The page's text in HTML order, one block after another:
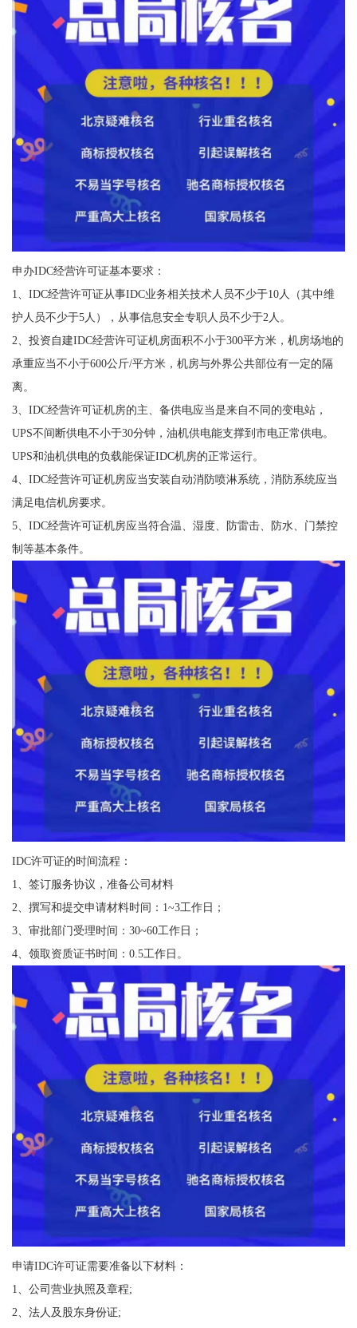
申办IDC经营许可证基本要求：
1、IDC经营许可证从事IDC业务相关技术人员不少于10人（其中维
护人员不少于5人），从事信息安全专职人员不少于2人。
2、投资自建IDC经营许可证机房面积不小于300平方米，机房场地的
承重应当不小于600公斤/平方米，机房与外界公共部位有一定的隔
离。
3、IDC经营许可证机房的主、备供电应当是来自不同的变电站，
UPS不间断供电不小于30分钟，油机供电能支撑到市电正常供电。
UPS和油机供电的负载能保证IDC机房的正常运行。
4、IDC经营许可证机房应当安装自动消防喷淋系统，消防系统应当
满足电信机房要求。
5、IDC经营许可证机房应当符合温、湿度、防雷击、防水、门禁控
制等基本条件。
IDC许可证的时间流程：
1、签订服务协议，准备公司材料
2、撰写和提交申请材料时间：1~3工作日；
3、审批部门受理时间：30~60工作日；
4、领取资质证书时间：0.5工作日。
申请IDC许可证需要准备以下材料：
1、公司营业执照及章程;
2、法人及股东身份证;